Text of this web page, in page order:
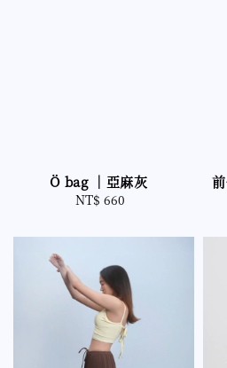
Ö bag ｜亞麻灰
Regular
NT$ 660